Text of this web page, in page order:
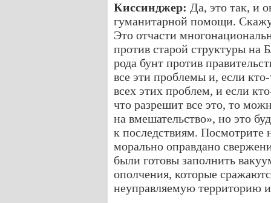
Киссинджер: Да, это так, и
гуманитарной помощи.
Это отчасти
против старой структуры на
рода бунт против
все эти проблемы и, если
всех этих проблем, и если
что разрешит все это, то
на вмешательство», но это
к последствиям.
морально оправдано
были готовы заполнить
ополчения, которые
неуправляемую территорию